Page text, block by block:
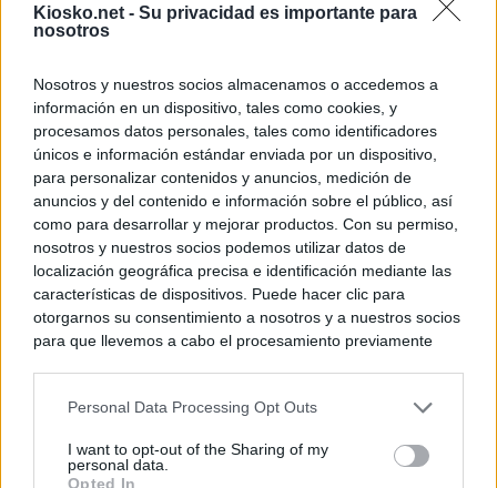
Kiosko.net - Su privacidad es importante para
nosotros
Nosotros y nuestros socios almacenamos o accedemos a
información en un dispositivo, tales como cookies, y
procesamos datos personales, tales como identificadores
únicos e información estándar enviada por un dispositivo,
para personalizar contenidos y anuncios, medición de
anuncios y del contenido e información sobre el público, así
como para desarrollar y mejorar productos. Con su permiso,
nosotros y nuestros socios podemos utilizar datos de
localización geográfica precisa e identificación mediante las
características de dispositivos. Puede hacer clic para
otorgarnos su consentimiento a nosotros y a nuestros socios
para que llevemos a cabo el procesamiento previamente
negar su consentimiento. Tenga en cuenta que algún
de su consentimiento, pero usted tiene el derecho de
rechazar tal procesamiento. Sus preferencias se aplicarán
Personal Data Processing Opt Outs
I want to opt-out of the Sharing of my
personal data.
Opted In